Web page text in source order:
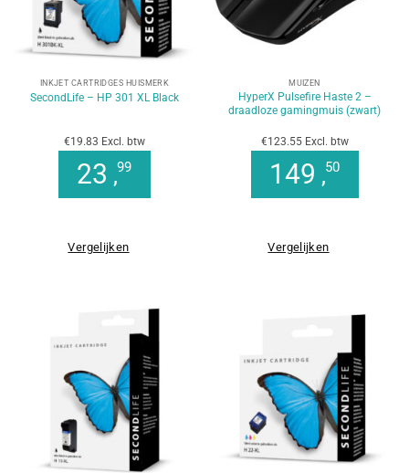
INKJET CARTRIDGES HUISMERK
SecondLife – HP 301 XL Black
€19.83 Excl. btw
23 ,99
Vergelijken
MUIZEN
HyperX Pulsefire Haste 2 –
draadloze gamingmuis (zwart)
€123.55 Excl. btw
149 ,50
Vergelijken